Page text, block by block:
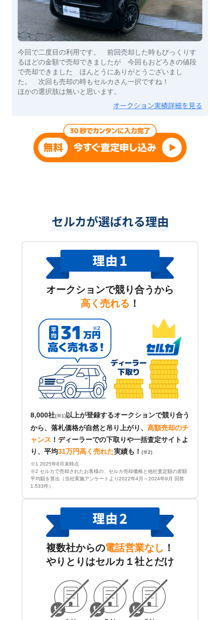
今回で二度目の利用です。 前回売却した時もびっくりす
るほどの金額で売却できましたが 今回もおどろきの値段
で売却できました ほんとうにありがとうございまし
た。 次回も売却の時もセルカさん一択ですね！
ほかの選択肢は無いと思います。
オークション実績詳細を見る
セルカが選ばれる理由
オークションで競り合うから
高く売れる ！
8,000社(※1)以上が登録するオークションで競り合う
から、落札価格が自然と吊り上がり、 高額売却のチ
ャンス ！ ディーラーでの下取りや一括査定サイトよ
り、平均31万円高く売れた実績も！ (※2)
※1 2025年8月末時点
※2 セルカで売却されたお客様の、セルカ売却価格と他社査定額の差額
平均額を算出（当社実施アンケートより2022年4月～2024年9月 回答
1,533件）
複数社からの電話営業なし ！
やりとりはセルカ１社とだけ